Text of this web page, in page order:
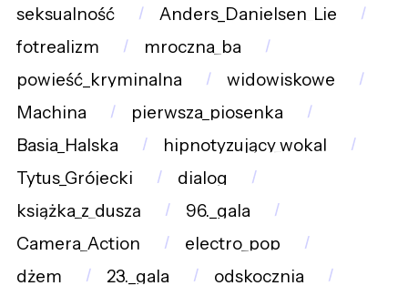
seksualność
Anders_Danielsen_Lie
fotrealizm
mroczna_ba
powieść_kryminalna
widowiskowe
Machina
pierwsza_piosenka
Basia_Halska
hipnotyzujący_wokal
Tytus_Grójecki
dialog
książka_z_duszą
96._gala
Camera_Action
electro_pop
dżem
23._gala
odskocznia